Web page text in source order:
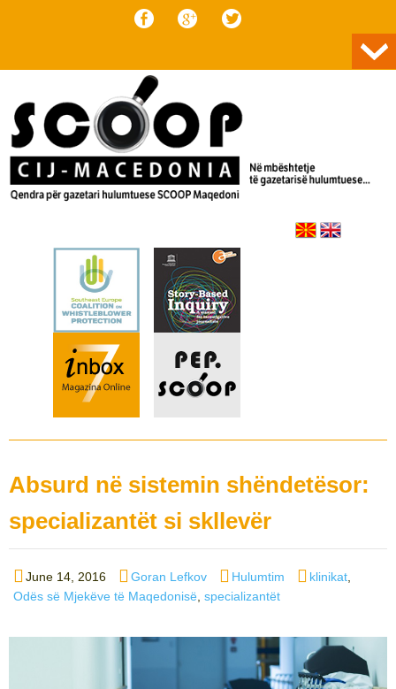
Absurd në sistemin shëndetësor:
specializantët si skllevër
Posted
on
June 14, 2016 Author
Goran Lefkov Categories
Hulumtim Tags
klinikat
Odës së Mjekëve të Maqedonisë specializantët